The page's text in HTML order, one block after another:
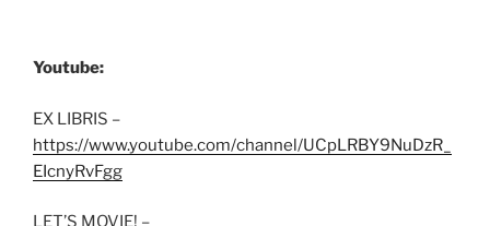
Youtube:
EX LIBRIS –
https://www.youtube.com/channel/UCpLRBY9NuDzR_
EIcnyRvFgg
LET’S MOVIE! –